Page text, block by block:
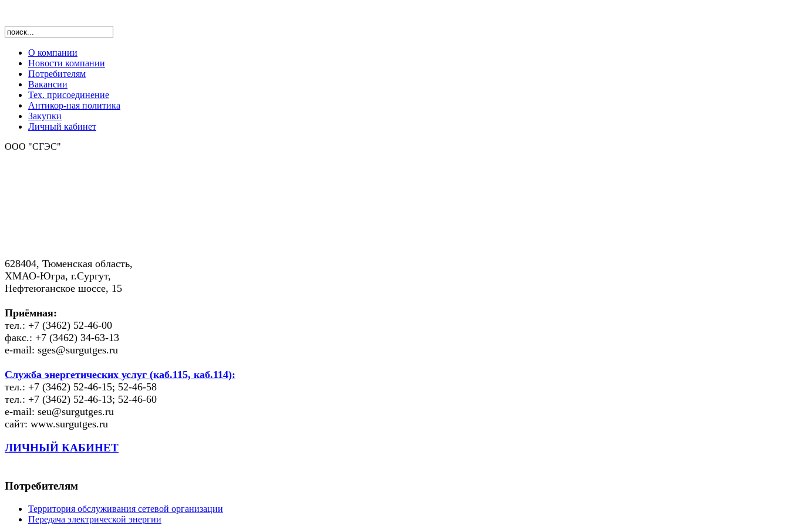
О компании
Новости компании
Потребителям
Вакансии
Тех. присоединение
Антикор-ная политика
Закупки
Личный кабинет
ООО "СГЭС"
628404, Тюменская область,
ХМАО-Югра, г.Сургут,
Нефтеюганское шоссе, 15
Приёмная:
тел.: +7 (3462) 52-46-00
факс.: +7 (3462) 34-63-13
e-mail: sges@surgutges.ru
Служба энергетических услуг (каб.115, каб.114):
тел.: +7 (3462) 52-46-15; 52-46-58
тел.: +7 (3462) 52-46-13; 52-46-60
e-mail: seu@surgutges.ru
сайт: www.surgutges.ru
ЛИЧНЫЙ КАБИНЕТ
Потребителям
Территория обслуживания сетевой организации
Передача электрической энергии